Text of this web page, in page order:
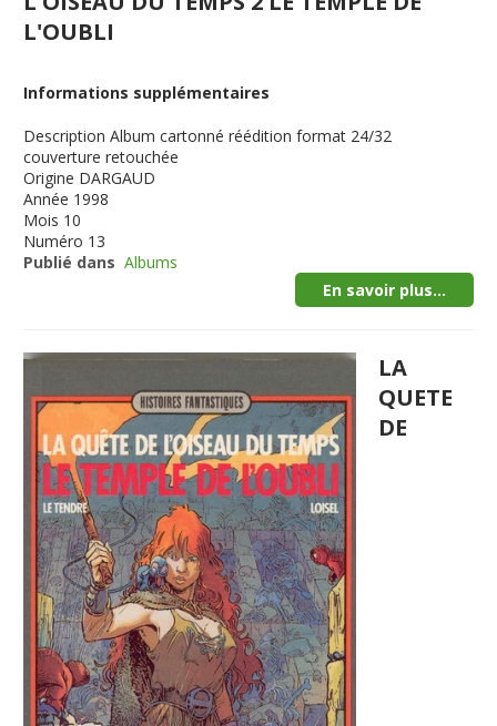
L'OUBLI
Informations supplémentaires
Description Album cartonné réédition format 24/32
couverture retouchée
Origine DARGAUD
Année 1998
Mois 10
Numéro 13
Publié dans Albums
En savoir plus...
LA
QUETE
DE